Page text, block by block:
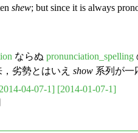
shew; but since it is always
ならぬ pronunciation_spelling
劣勢とはいえ show 系列が一
04-07-1] [2014-01-07-1]